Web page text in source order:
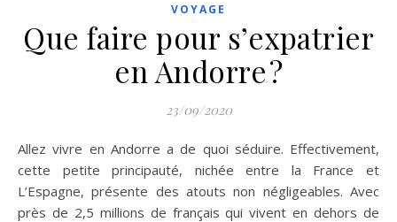
VOYAGE
Que faire pour s’expatrier
en Andorre ?
23/09/2020
Allez vivre en Andorre a de quoi séduire. Effectivement,
cette petite principauté, nichée entre la France et
L’Espagne, présente des atouts non négligeables. Avec
près de 2,5 millions de français qui vivent en dehors de